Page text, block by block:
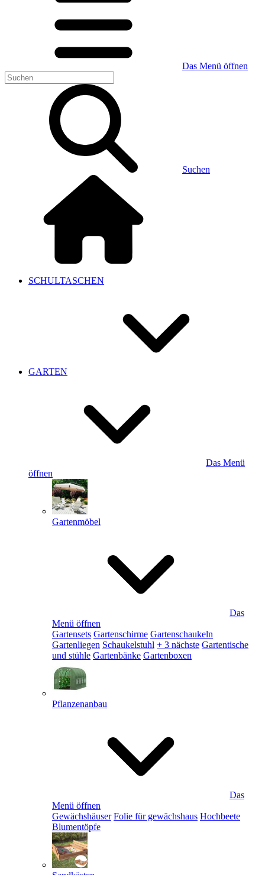
Das Menü öffnen
Suchen
SCHULTASCHEN
GARTEN
Das Menü
öffnen
Gartenmöbel
Das
Menü öffnen
Gartensets Gartenschirme Gartenschaukeln
Gartenliegen Schaukelstuhl + 3 nächste Gartentische
und stühle Gartenbänke Gartenboxen
Pflanzenanbau
Das
Menü öffnen
Gewächshäuser Folie für gewächshaus Hochbeete
Blumentöpfe